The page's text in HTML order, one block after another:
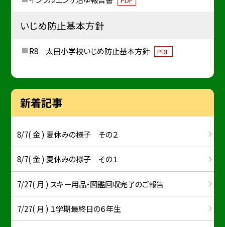
いじめ防止基本方針
R8 太田小学校いじめ防止基本方針 PDF
新着記事
8/7( 金 ) 夏休みの様子 その２
8/7( 金 ) 夏休みの様子 その１
7/27( 月 ) スキー用品・図鑑回収完了のご報告
7/27( 月 ) １学期最終日の６年生